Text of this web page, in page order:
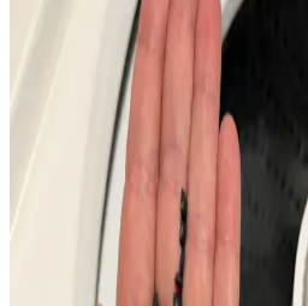
Yeni Ev Alımında Beyaz
Dayanıklılık, Markalar ve
Yeni eve taşınırken beyaz eşya ve ev
kolaylığı, dayanıklılık ve bütçe
modeller ve tavsiyelerle doğru seçim
LG Ev Aletleri İncelemesi:
Kurutucular ve Diğer Ürünler
LG ev aletleri arasında çamaşır
performans ve dayanıklılık sunarken,
ürünlerinde garanti ve servis koşulları